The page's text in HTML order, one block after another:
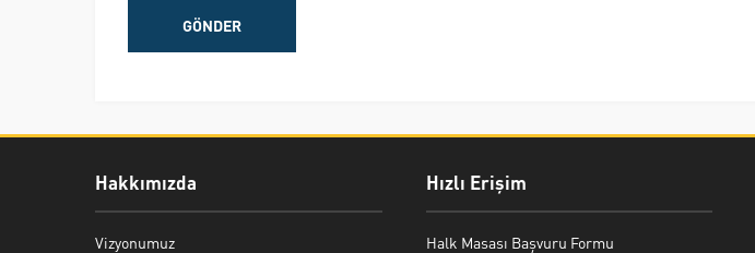
Hakkımızda
Vizyonumuz
Hızlı Erişim
Halk Masası Başvuru Formu